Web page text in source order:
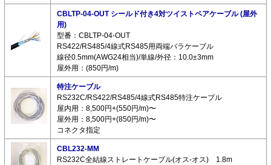
CBLTP-04-OUT シールド付き4対ツイストペアケーブル (屋外
用)
型番：CBLTP-04-OUT
RS422/RS485/4線式RS485用両端バラケーブル
線径0.5mm(AWG24相当)/単線/外径：10.0±3mm
屋外用：(850円/m)
特注ケーブル
RS232C/RS422/RS485/4線式RS485特注ケーブル
屋内用：8,500円+(550円/m)〜
屋外用：8,500円+(850円/m)〜
コネクタ指定
CBL232-MM
RS232C全結線ストレートケーブル(オス-オス) 1.8m